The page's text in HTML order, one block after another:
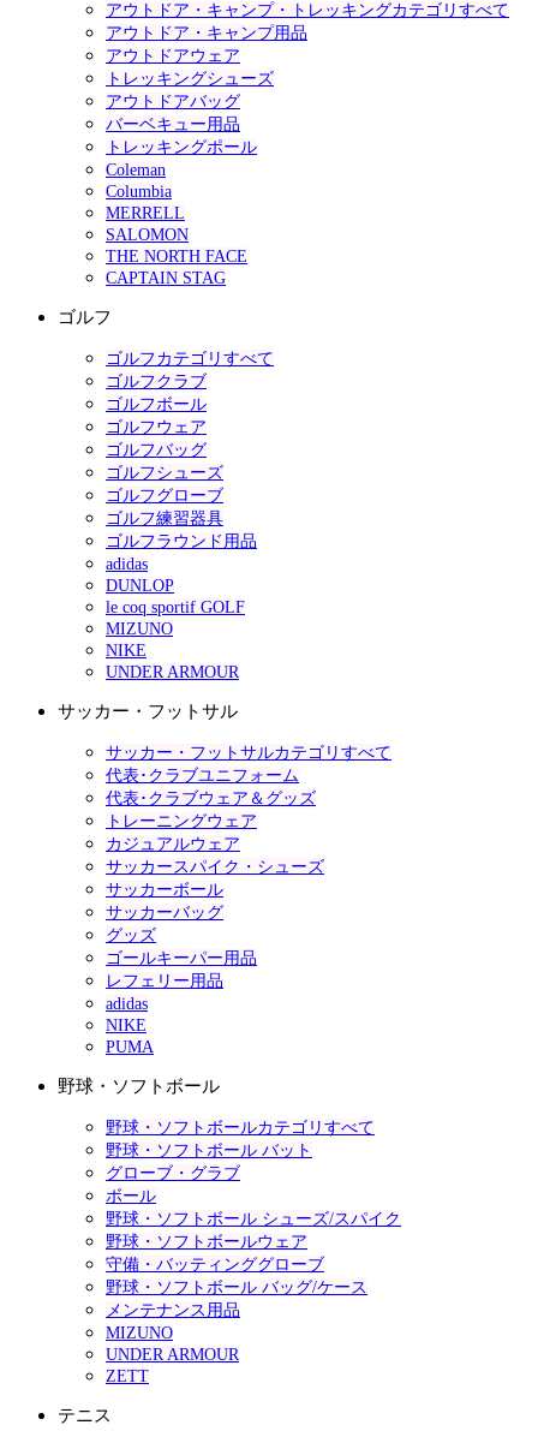
アウトドア・キャンプ・トレッキングカテゴリすべて
アウトドア・キャンプ用品
アウトドアウェア
トレッキングシューズ
アウトドアバッグ
バーベキュー用品
トレッキングポール
Coleman
Columbia
MERRELL
SALOMON
THE NORTH FACE
CAPTAIN STAG
ゴルフ
ゴルフカテゴリすべて
ゴルフクラブ
ゴルフボール
ゴルフウェア
ゴルフバッグ
ゴルフシューズ
ゴルフグローブ
ゴルフ練習器具
ゴルフラウンド用品
adidas
DUNLOP
le coq sportif GOLF
MIZUNO
NIKE
UNDER ARMOUR
サッカー・フットサル
サッカー・フットサルカテゴリすべて
代表･クラブユニフォーム
代表･クラブウェア＆グッズ
トレーニングウェア
カジュアルウェア
サッカースパイク・シューズ
サッカーボール
サッカーバッグ
グッズ
ゴールキーパー用品
レフェリー用品
adidas
NIKE
PUMA
野球・ソフトボール
野球・ソフトボールカテゴリすべて
野球・ソフトボール バット
グローブ・グラブ
ボール
野球・ソフトボール シューズ/スパイク
野球・ソフトボールウェア
守備・バッティンググローブ
野球・ソフトボール バッグ/ケース
メンテナンス用品
MIZUNO
UNDER ARMOUR
ZETT
テニス